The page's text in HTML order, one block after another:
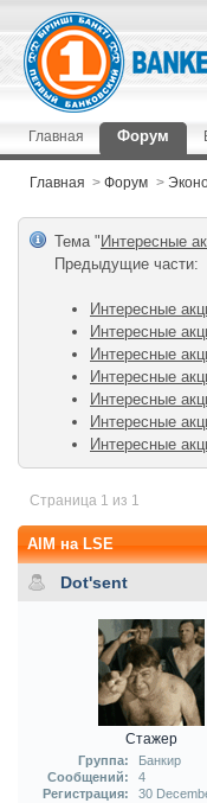
Главная Форум
Главная > Форум >
Тема " Интересные
Предыдущие чаcти:
Интересные
Интересные
Интересные
Интересные
Интересные
Интересные
Интересные
Страница 1 из 1
AIM на LSE
Dot'sent
Стажер
Группа:
Банкир
Сообщений:
4
Регистрация:
30